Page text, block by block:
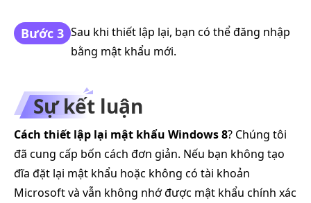
Bước 3 Sau khi thiết lập lại, bạn có thể đăng nhập
bằng mật khẩu mới.
Sự kết luận
Cách thiết lập lại mật khẩu Windows 8? Chúng tôi
đã cung cấp bốn cách đơn giản. Nếu bạn không tạo
đĩa đặt lại mật khẩu hoặc không có tài khoản
Microsoft và vẫn không nhớ được mật khẩu chính xác